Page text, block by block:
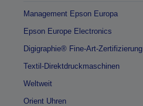
Management Epson Europa
Epson Europe Electronics
Digigraphie® Fine-Art-Zertifizierung
Textil-Direktdruckmaschinen
Weltweit
Orient Uhren